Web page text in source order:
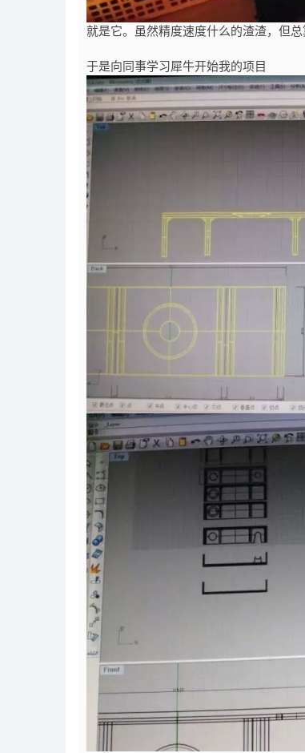
就是它。虽然精度速度什么的渣渣，但总
于是向同事学习犀牛开始我的项目